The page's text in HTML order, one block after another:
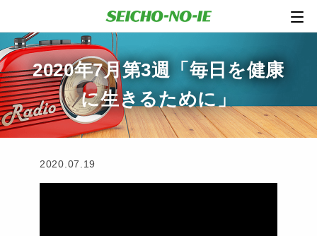
2020年7月第3週「毎日を健康
に生きるために」
2020.07.19